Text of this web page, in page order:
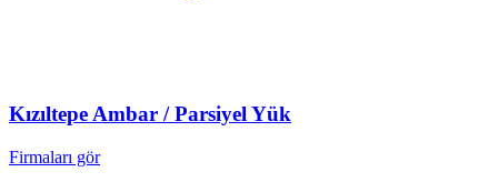
KızıltepeAmbar / Parsiyel Yük
Firmaları gör